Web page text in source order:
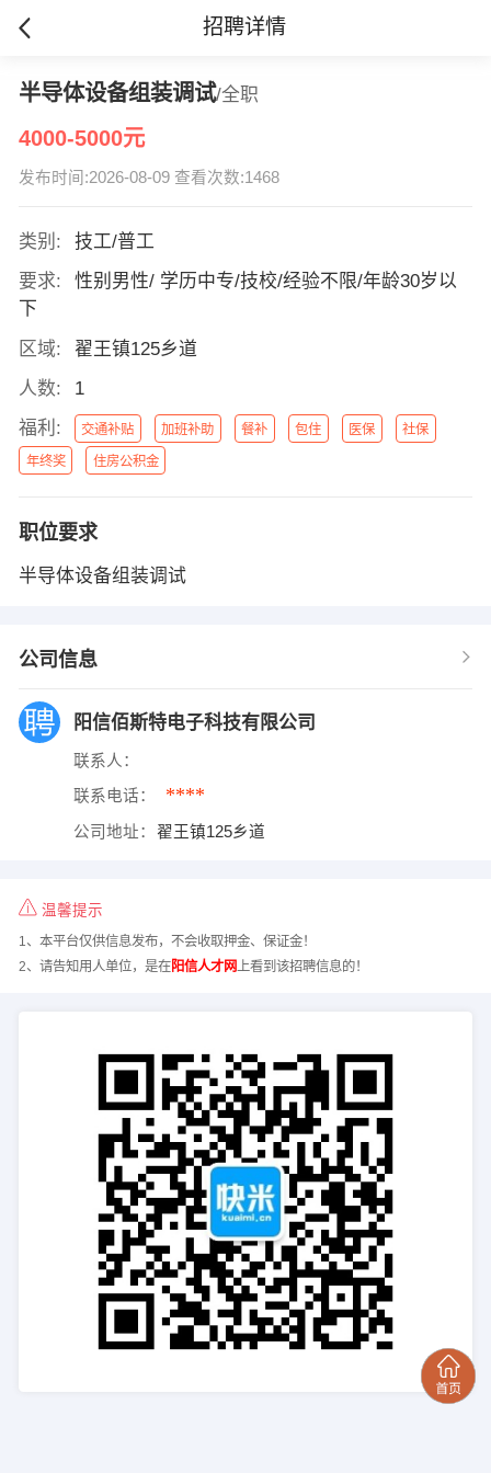
招聘详情
半导体设备组装调试/全职
4000-5000元
发布时间:2026-08-09 查看次数:1468
类别:
技工/普工
要求:
性别男性/ 学历中专/技校/经验不限/年龄30岁以
下
区域:
翟王镇125乡道
人数:
1
福利:
交通补贴 加班补助 餐补 包住 医保 社保
年终奖 住房公积金
职位要求
半导体设备组装调试
公司信息
阳信佰斯特电子科技有限公司
联系人：
联系电话： ****
公司地址： 翟王镇125乡道
温馨提示
1、本平台仅供信息发布，不会收取押金、保证金！
2、请告知用人单位，是在阳信人才网 上看到该招聘信息的！